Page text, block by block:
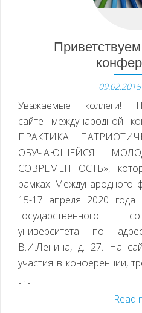
09.02.2015
Уважаемые коллеги!
сайте международной
ПРАКТИКА
ОБУЧАЮЩЕЙСЯ
СОВРЕМЕННОСТЬ»,
рамках Международного
15-17 апреля 2020 года
государственного
университета по
В.И.Ленина, д. 27. На
участия в конференции,
[…]
Read